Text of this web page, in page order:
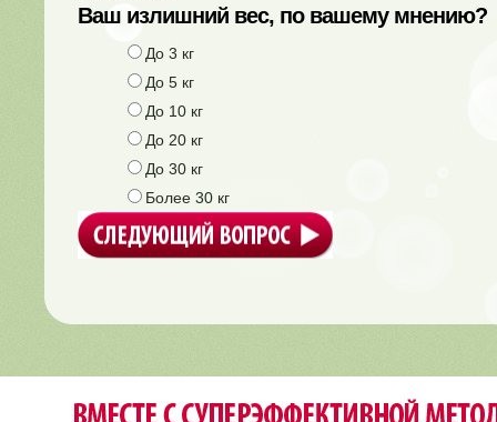
Ваш излишний вес, по вашему мнению?
До 3 кг
До 5 кг
До 10 кг
До 20 кг
До 30 кг
Более 30 кг